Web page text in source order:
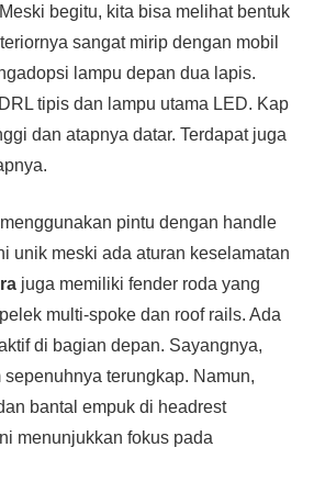
begitu, kita bisa melihat bentuk
sangat mirip dengan mobil
lampu depan dua lapis.
tipis dan lampu utama LED. Kap
dan atapnya datar. Terdapat juga
pintu dengan handle
unik meski ada aturan keselamatan
juga memiliki fender roda yang
multi-spoke dan roof rails. Ada
di bagian depan. Sayangnya,
terungkap. Namun,
bantal empuk di headrest
menunjukkan fokus pada